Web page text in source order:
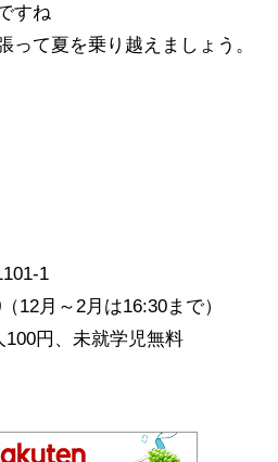
すね
って夏を乗り越えましょう。
1
12月～2月は16:30まで）
円、未就学児無料